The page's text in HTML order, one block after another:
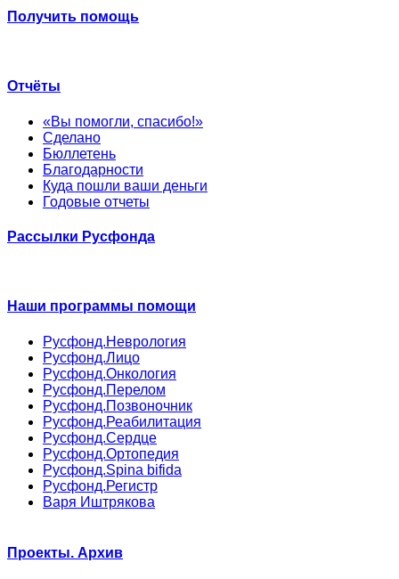
Получить помощь
Отчёты
«Вы помогли, спасибо!»
Сделано
Бюллетень
Благодарности
Куда пошли ваши деньги
Годовые отчеты
Рассылки Русфонда
Наши программы помощи
Русфонд.Неврология
Русфонд.Лицо
Русфонд.Онкология
Русфонд.Перелом
Русфонд.Позвоночник
Русфонд.Реабилитация
Русфонд.Сердце
Русфонд.Ортопедия
Русфонд.Spina bifida
Русфонд.Регистр
Варя Иштрякова
Проекты. Архив